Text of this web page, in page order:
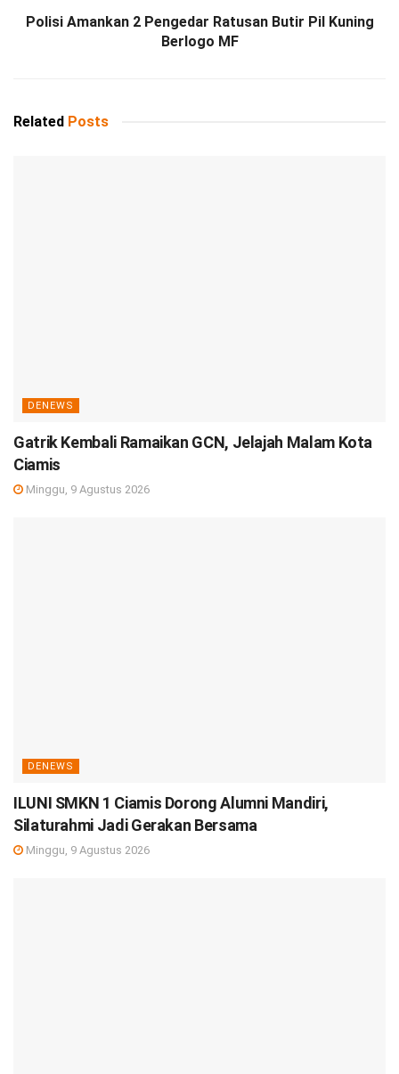
Polisi Amankan 2 Pengedar Ratusan Butir Pil Kuning
Berlogo MF
Related Posts
DENEWS
Gatrik Kembali Ramaikan GCN, Jelajah Malam Kota
Ciamis
Minggu, 9 Agustus 2026
DENEWS
ILUNI SMKN 1 Ciamis Dorong Alumni Mandiri,
Silaturahmi Jadi Gerakan Bersama
Minggu, 9 Agustus 2026